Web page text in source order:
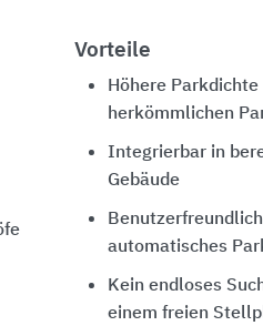
Vorteile
Höhere
herkömmlichen
Integrierbar in
Gebäude
automatisches
Kein endloses
einem freien